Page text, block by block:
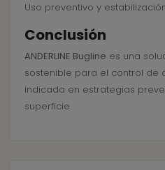
Uso preventivo y
Conclusión
ANDERLINE Bugline es una
sostenible para el control de
indicada en estrategias
superficie.